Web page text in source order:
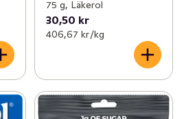
75 g, Läkerol
30,50 kr
406,67 kr /kg